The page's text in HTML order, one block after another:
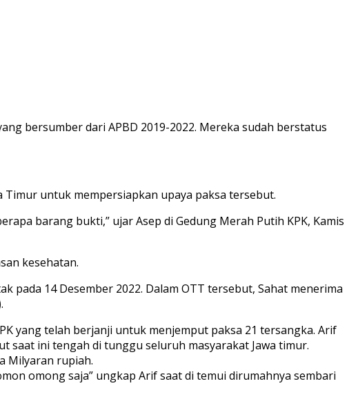
bersumber dari APBD 2019-2022. Mereka sudah berstatus
Timur untuk mempersiapkan upaya paksa tersebut.
barang bukti,” ujar Asep di Gedung Merah Putih KPK, Kamis
kesehatan.
pada 14 Desember 2022. Dalam OTT tersebut, Sahat menerima
yang telah berjanji untuk menjemput paksa 21 tersangka. Arif
saat ini tengah di tunggu seluruh masyarakat Jawa timur.
Milyaran rupiah.
omong saja” ungkap Arif saat di temui dirumahnya sembari